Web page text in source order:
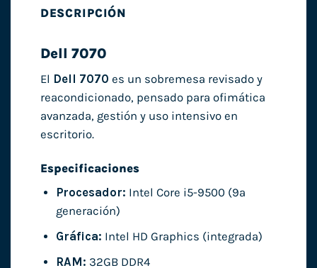
DESCRIPCIÓN
Dell 7070
El Dell 7070 es un sobremesa revisado y
reacondicionado, pensado para ofimática
avanzada, gestión y uso intensivo en
escritorio.
Especificaciones
Procesador: Intel Core i5-9500 (9ª
generación)
Gráfica: Intel HD Graphics (integrada)
RAM: 32GB DDR4